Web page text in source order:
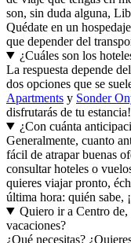
son, sin duda alguna,
Quédate en un
que depender del
¿Cuáles son los
La respuesta depende
dos opciones que se
Apartments y Sonder
disfrutarás de tu estancia!
¿Con cuánta
Generalmente, cuanto
fácil de atrapar buenas
consultar hoteles o
quieres viajar pronto,
última hora: quién sabe,
Quiero ir a Centro
vacaciones?
¿Qué necesitas?